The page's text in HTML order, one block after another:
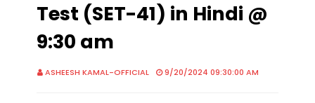
Test (SET-41) in Hindi @
9:30 am
ASHEESH KAMAL-OFFICIAL 9/20/2024 09:30:00 AM